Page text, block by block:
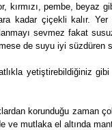
pembe, beyaz
kadar çiçekli kalır.
sevmez fakat
de suyu iyi
yetiştirebildiğiniz
korunduğu zaman
ve mutlaka el altında